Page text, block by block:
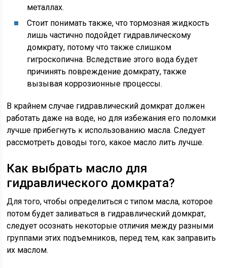
металлах.
Стоит понимать также, что тормозная жидкость
лишь частично подойдет гидравлическому
домкрату, потому что также слишком
гигроскопична. Вследствие этого вода будет
причинять повреждение домкрату, также
вызывая коррозионные процессы.
В крайнем случае гидравлический домкрат должен
работать даже на воде, но для избежания его поломки
лучше прибегнуть к использованию масла. Следует
рассмотреть доводы того, какое масло лить лучше.
Как выбрать масло для
гидравлического домкрата?
Для того, чтобы определиться с типом масла, которое
потом будет заливаться в гидравлический домкрат,
следует осознать некоторые отличия между разными
группами этих подъемников, перед тем, как заправить
их маслом.